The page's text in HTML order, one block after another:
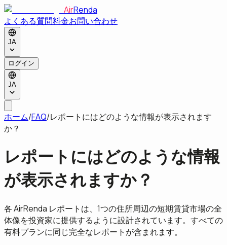
AirRenda
よくある質問料金お問い合わせ
JA
ログイン
JA
ホーム/FAQ/レポートにはどのような情報が表示されます
か？
レポートにはどのような情報
が表示されますか？
各 AirRenda レポートは、1つの住所周辺の短期賃貸市場の全
体像を投資家に提供するように設計されています。すべての
有料プランに同じ完全なレポートが含まれます。